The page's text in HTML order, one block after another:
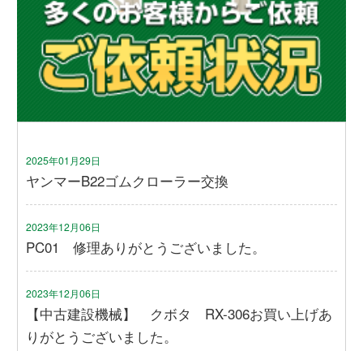
2025年01月29日
ヤンマーB22ゴムクローラー交換
2023年12月06日
PC01 修理ありがとうございました。
2023年12月06日
【中古建設機械】 クボタ RX-306お買い上げあ
りがとうございました。